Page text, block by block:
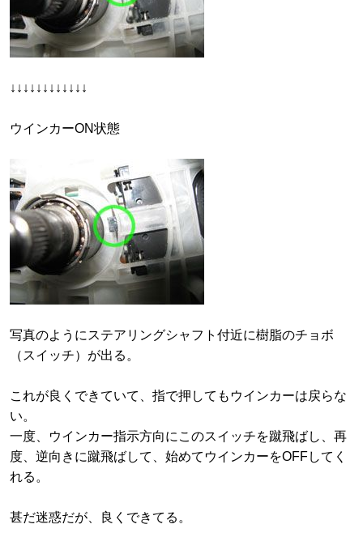
↓↓↓↓↓↓↓↓↓↓↓↓
ウインカーON状態
写真のようにステアリングシャフト付近に樹脂のチョボ
（スイッチ）が出る。
これが良くできていて、指で押してもウインカーは戻らな
い。
一度、ウインカー指示方向にこのスイッチを蹴飛ばし、再
度、逆向きに蹴飛ばして、始めてウインカーをOFFしてく
れる。
甚だ迷惑だが、良くできてる。